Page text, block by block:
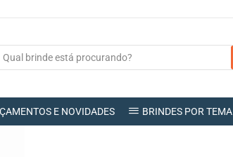
E NOVIDADES BRINDES POR TEMA